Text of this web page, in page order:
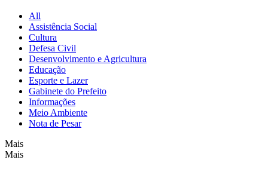
All
Assistência Social
Cultura
Defesa Civil
Desenvolvimento e Agricultura
Educação
Esporte e Lazer
Gabinete do Prefeito
Informações
Meio Ambiente
Nota de Pesar
Mais
Mais